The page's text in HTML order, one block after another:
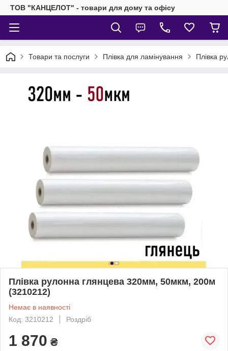
ТОВ "КАНЦЕЛОТ" - товари для дому та офісу
Товари та послуги Плівка для ламінування Плівка
Плівка рулонна глянцева 320мм, 50мкм, 200м
(3210212)
Немає в наявності
Код: 3210212
Роздріб
1 870 ₴